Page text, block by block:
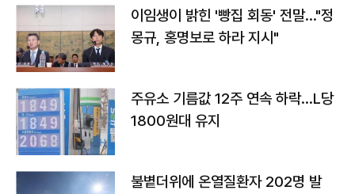
이임생이 밝힌 '빵집 회동' 전말…"정
몽규, 홍명보로 하라 지시"
주유소 기름값 12주 연속 하락…L당
1800원대 유지
불볕더위에 온열질환자 202명 발